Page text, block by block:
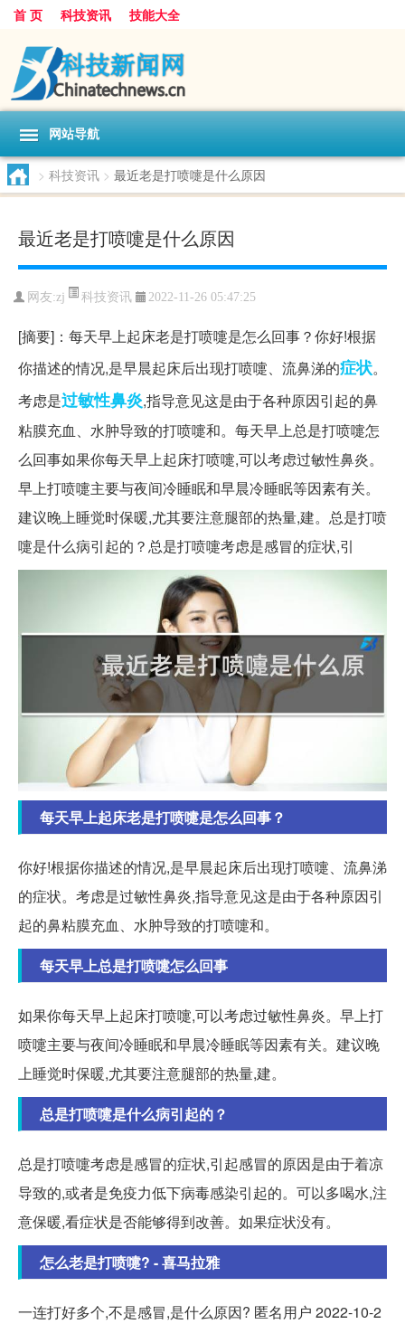
首 页 科技资讯 技能大全
网站导航
> 科技资讯 > 最近老是打喷嚏是什么原因
最近老是打喷嚏是什么原因
网友:zj 科技资讯 2022-11-26 05:47:25
[摘要]：每天早上起床老是打喷嚏是怎么回事？你好!根据
你描述的情况,是早晨起床后出现打喷嚏、流鼻涕的症状。
考虑是过敏性鼻炎,指导意见这是由于各种原因引起的鼻
粘膜充血、水肿导致的打喷嚏和。每天早上总是打喷嚏怎
么回事如果你每天早上起床打喷嚏,可以考虑过敏性鼻炎。
早上打喷嚏主要与夜间冷睡眠和早晨冷睡眠等因素有关。
建议晚上睡觉时保暖,尤其要注意腿部的热量,建。总是打喷
嚏是什么病引起的？总是打喷嚏考虑是感冒的症状,引
每天早上起床老是打喷嚏是怎么回事？
你好!根据你描述的情况,是早晨起床后出现打喷嚏、流鼻涕
的症状。考虑是过敏性鼻炎,指导意见这是由于各种原因引
起的鼻粘膜充血、水肿导致的打喷嚏和。
每天早上总是打喷嚏怎么回事
如果你每天早上起床打喷嚏,可以考虑过敏性鼻炎。早上打
喷嚏主要与夜间冷睡眠和早晨冷睡眠等因素有关。建议晚
上睡觉时保暖,尤其要注意腿部的热量,建。
总是打喷嚏是什么病引起的？
总是打喷嚏考虑是感冒的症状,引起感冒的原因是由于着凉
导致的,或者是免疫力低下病毒感染引起的。可以多喝水,注
意保暖,看症状是否能够得到改善。如果症状没有。
怎么老是打喷嚏? - 喜马拉雅
一连打好多个,不是感冒,是什么原因? 匿名用户 2022-10-2